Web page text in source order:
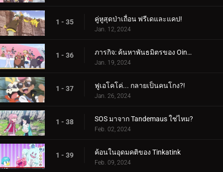
1 - 35 คู่หูสุดป่าเถื่อน ฟรีเดและแคป!
Jan. 12, 2024
1 - 36 ภารกิจ: ค้นหาพันธมิตรของ Oinkologne!
Jan. 19, 2024
1 - 37 ฟูเอโคโค่... กลายเป็นคนโกง?!
Jan. 26, 2024
1 - 38 SOS มาจาก Tandemaus ใช่ไหม?
Feb. 02, 2024
1 - 39 ค้อนในอุดมคติของ Tinkatink
Feb. 09, 2024